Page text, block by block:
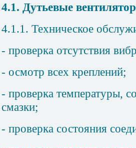
4.1. Дутьевые
4.1.1. Техническое
- проверка отсутствия
- осмотр всех креплений;
- проверка температуры,
смазки;
- проверка состояния